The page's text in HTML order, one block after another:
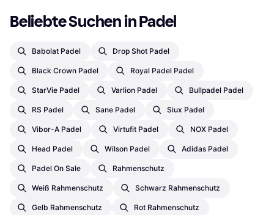
Beliebte Suchen in Padel
Babolat Padel Drop Shot Padel
Black Crown Padel Royal Padel Padel
StarVie Padel Varlion Padel Bullpadel Padel
RS Padel Sane Padel Siux Padel
Vibor-A Padel Virtufit Padel NOX Padel
Head Padel Wilson Padel Adidas Padel
Padel On Sale Rahmenschutz
Weiß Rahmenschutz Schwarz Rahmenschutz
Gelb Rahmenschutz Rot Rahmenschutz